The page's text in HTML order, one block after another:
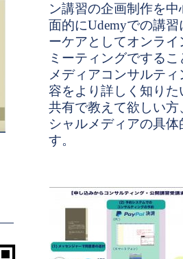
ン講習の企画制作を
面的にUdemyでの講
ーケアとしてオンラ
ミーティングでする
メディアコンサルテ
容をより詳しく知り
共有で教えて欲しい
シャルメディアの具
す。